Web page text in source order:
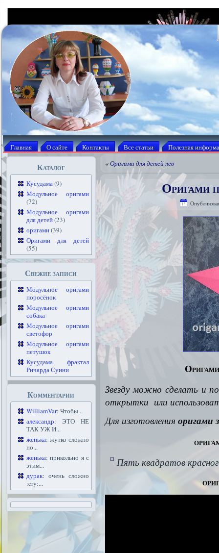
Главная О сайте Контакты Все статьи Полезная
Каталог
Кусудама(9)
Модульное оригами
(72)
Модульное оригами
для детей(23)
оригами(39)
Оригами для детей
(55)
Свежие записи
Модульное оригами
поросёнок
Модульное оригами
собака
Модульное оригами
светофор
Модульное оригами
петушок
Кусудама фрактал
Ричарда Суини
Комментарии
WilliamVar: Чтобы...
александр: ЭТО НЕ
ТАК УЖ И...
женька: жутко сложно
но...
женька: прикольно я с
этим...
дурак: очень сложно
:cry:...
«Оригами для детей лев
Оригами
Звезду можно сделать и
открытки или
Для изготовления оригами
Пять квадратов